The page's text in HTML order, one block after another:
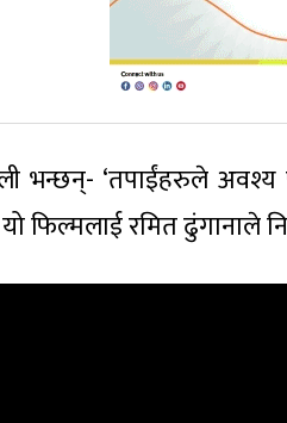
भन्छन्- ‘तपाईंहरुले
फिल्मलाई रमित ढुंगानाले